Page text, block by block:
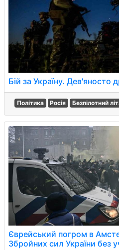
Бій за Україну. Дев'яносто
Політика Росія Безпілотний
Єврейський погром в
Збройних сил України без